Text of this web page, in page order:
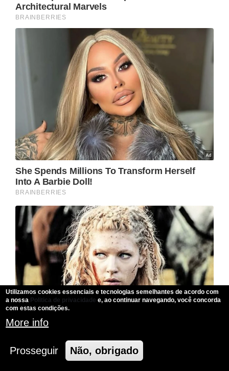
Utilizamos cookies essenciais e tecnologias semelhantes de acordo com
a nossa Politica de privacidade e, ao continuar navegando, você concorda
com estas condições.
More info
Prosseguir Não, obrigado